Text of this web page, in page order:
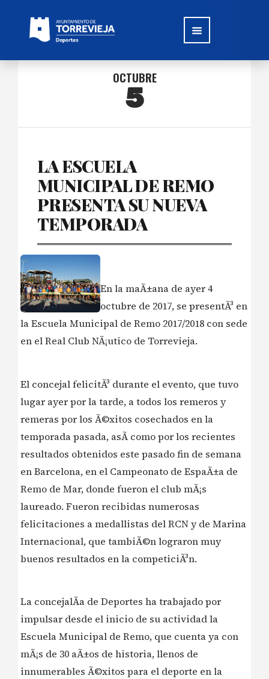
OCTUBRE
5
LA ESCUELA
MUNICIPAL DE REMO
PRESENTA SU NUEVA
TEMPORADA
En la maÃ±ana de ayer 4
octubre de 2017, se presentÃ³ en
la Escuela Municipal de Remo 2017/2018 con sede
en el Real Club NÃ¡utico de Torrevieja.
El concejal felicitÃ³ durante el evento, que tuvo
lugar ayer por la tarde, a todos los remeros y
remeras por los Ã©xitos cosechados en la
temporada pasada, asÃ­ como por los recientes
resultados obtenidos este pasado fin de semana
en Barcelona, en el Campeonato de EspaÃ±a de
Remo de Mar, donde fueron el club mÃ¡s
laureado. Fueron recibidas numerosas
felicitaciones a medallistas del RCN y de Marina
Internacional, que tambiÃ©n lograron muy
buenos resultados en la competiciÃ³n.
La concejalÃ­a de Deportes ha trabajado por
impulsar desde el inicio de su actividad la
Escuela Municipal de Remo, que cuenta ya con
mÃ¡s de 30 aÃ±os de historia, llenos de
innumerables Ã©xitos para el deporte en la